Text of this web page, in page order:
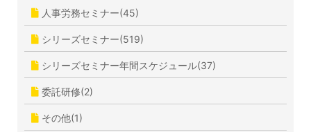
人事労務セミナー(45)
シリーズセミナー(519)
シリーズセミナー年間スケジュール(37)
委託研修(2)
その他(1)